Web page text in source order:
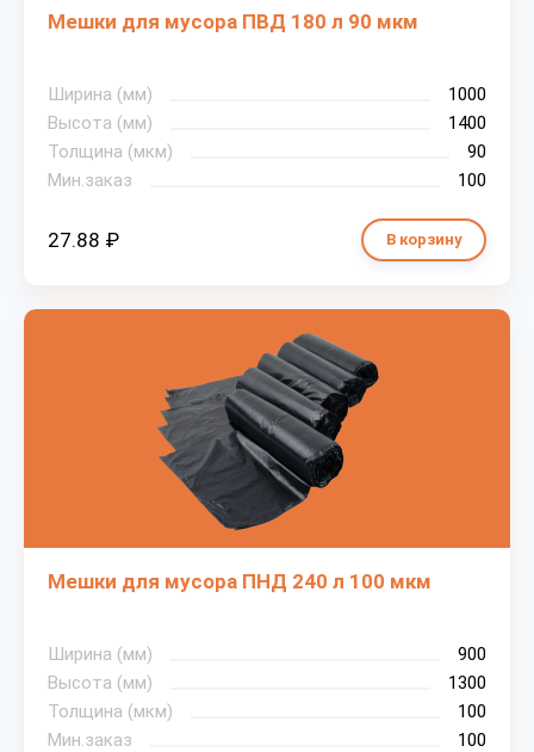
Мешки для мусора ПВД 180 л 90 мкм
Ширина (мм)
1000
Высота (мм)
1400
Толщина (мкм)
90
Мин.заказ
100
27.88 ₽ В корзину
Мешки для мусора ПНД 240 л 100 мкм
Ширина (мм)
900
Высота (мм)
1300
Толщина (мкм)
100
Мин.заказ
100